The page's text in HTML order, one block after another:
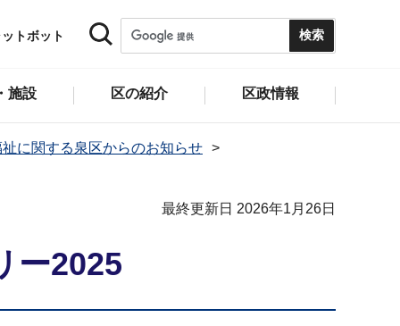
トボット
施設 区の紹介 区政情報
に関する泉区からのお知らせ
最終更新日 2026年1月26日
ー2025